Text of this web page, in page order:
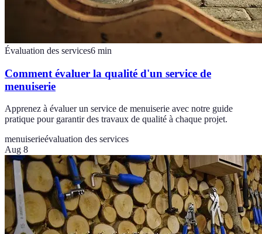
Évaluation des services6 min
Comment évaluer la qualité d'un service de
menuiserie
Apprenez à évaluer un service de menuiserie avec notre guide
pratique pour garantir des travaux de qualité à chaque projet.
menuiserieévaluation des services
Aug 8